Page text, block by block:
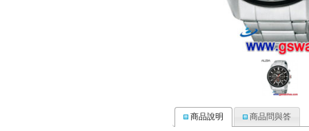
商品說明 商品問與答